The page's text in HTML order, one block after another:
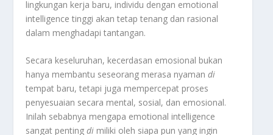
lingkungan kerja baru, individu dengan emotional
intelligence tinggi akan tetap tenang dan rasional
dalam menghadapi tantangan.
Secara keseluruhan, kecerdasan emosional bukan
hanya membantu seseorang merasa nyamandi
tempat baru, tetapi juga mempercepat proses
penyesuaian secara mental, sosial, dan emosional.
Inilah sebabnya mengapa emotional intelligence
sangat pentingdi miliki oleh siapa pun yang ingin